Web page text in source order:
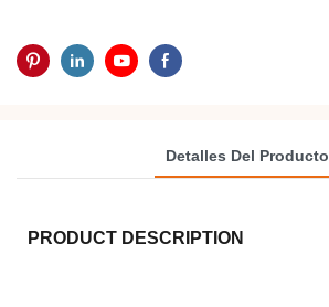
Detalles Del Producto
PRODUCT DESCRIPTION